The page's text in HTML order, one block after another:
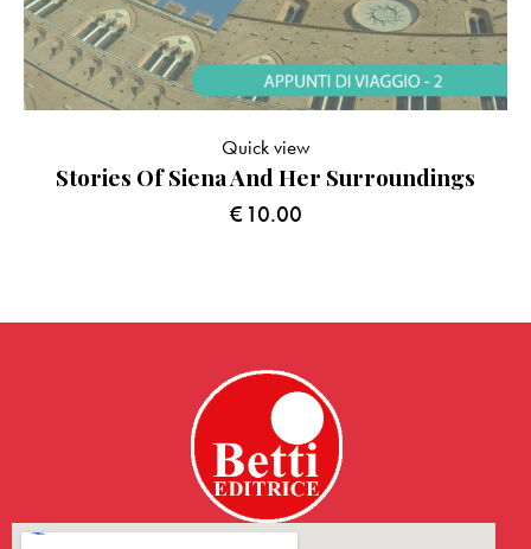
Stories Of Siena And Her Surroundings
€10.00
Quick view